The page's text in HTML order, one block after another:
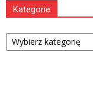
Kategorie
Kategorie